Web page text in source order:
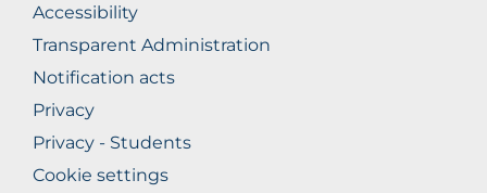
Accessibility
Transparent Administration
Notification acts
Privacy
Privacy - Students
Cookie settings